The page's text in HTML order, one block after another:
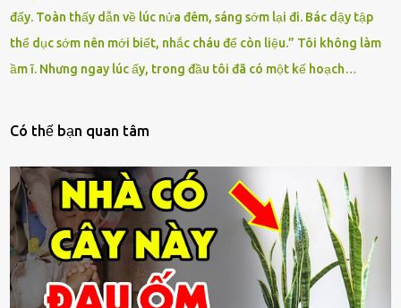
đấy. Toàn thấy dẫn về lúc nửa đêm, sáng sớm lại đi. Bác dậy tập
thể dục sớm nên mới biết, nhắc cháu để còn liệu.” Tôi không làm
ầm ĩ. Nhưng ngay lúc ấy, trong đầu tôi đã có một kế hoạch…
Có thế bạn quan tâm